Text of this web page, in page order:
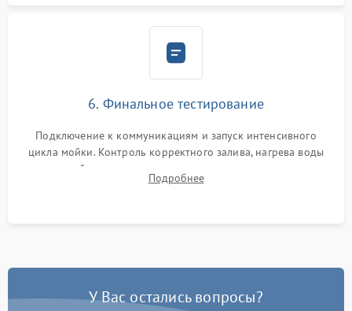
6. Финальное тестирование
Подключение к коммуникациям и запуск интенсивного
цикла мойки. Контроль корректного залива, нагрева воды
до нужной температуры, отсутствия посторонних шумов,
штатного слива и абсолютной сухости в поддоне.
Подробнее
У Вас остались вопросы?